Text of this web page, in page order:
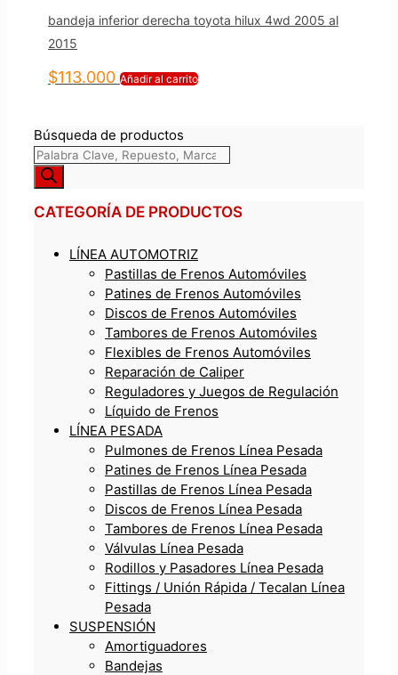
bandeja inferior derecha toyota hilux 4wd 2005 al
2015
$113.000 Añadir al carrito
Búsqueda de productos
CATEGORÍA DE PRODUCTOS
LÍNEA AUTOMOTRIZ
Pastillas de Frenos Automóviles
Patines de Frenos Automóviles
Discos de Frenos Automóviles
Tambores de Frenos Automóviles
Flexibles de Frenos Automóviles
Reparación de Caliper
Reguladores y Juegos de Regulación
Líquido de Frenos
LÍNEA PESADA
Pulmones de Frenos Línea Pesada
Patines de Frenos Línea Pesada
Pastillas de Frenos Línea Pesada
Discos de Frenos Línea Pesada
Tambores de Frenos Línea Pesada
Válvulas Línea Pesada
Rodillos y Pasadores Línea Pesada
Fittings / Unión Rápida / Tecalan Línea
Pesada
SUSPENSIÓN
Amortiguadores
Bandejas